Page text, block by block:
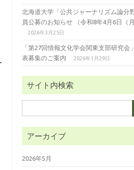
北海道大学「公共ジャーナリズム論分
員公募のお知らせ （令和8年4月6日（
2026年3月25日
「第27回情報文化学会関東支部研究会
表募集のご案内
2026年1月29日
サイト内検索
索:
アーカイブ
2026年5月